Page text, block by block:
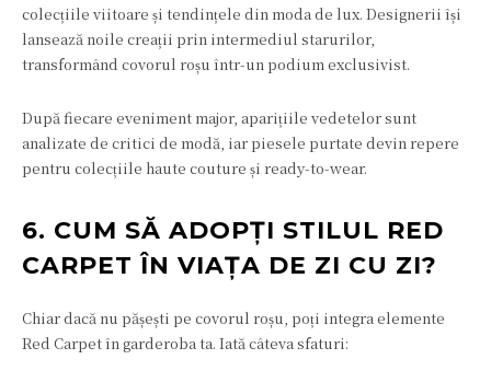
colecțiile viitoare și tendințele din moda de lux. Designerii își
lansează noile creații prin intermediul starurilor,
transformând covorul roșu într-un podium exclusivist.
După fiecare eveniment major, aparițiile vedetelor sunt
analizate de critici de modă, iar piesele purtate devin repere
pentru colecțiile haute couture și ready-to-wear.
6. CUM SĂ ADOPȚI STILUL RED
CARPET ÎN VIAȚA DE ZI CU ZI?
Chiar dacă nu pășești pe covorul roșu, poți integra elemente
Red Carpet în garderoba ta. Iată câteva sfaturi: